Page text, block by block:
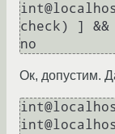
check) ] &&
Ок, допустим.